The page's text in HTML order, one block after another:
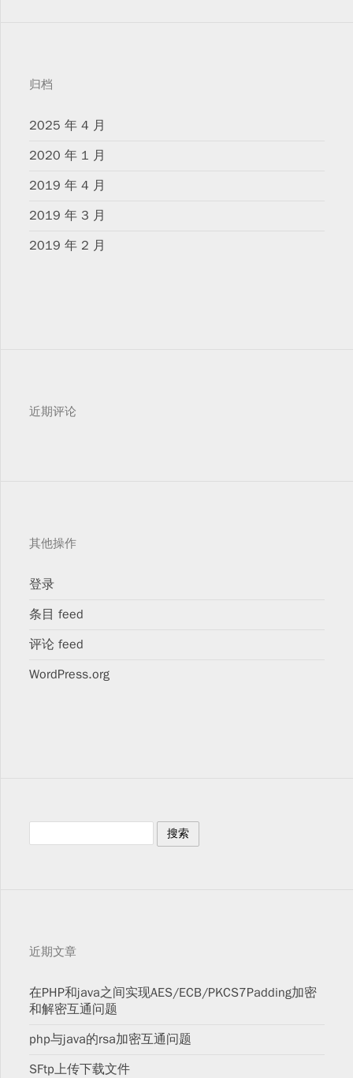
归档
2025 年 4 月
2020 年 1 月
2019 年 4 月
2019 年 3 月
2019 年 2 月
近期评论
其他操作
登录
条目 feed
评论 feed
WordPress.org
近期文章
在PHP和java之间实现AES/ECB/PKCS7Padding加密
和解密互通问题
php与java的rsa加密互通问题
SFtp上传下载文件